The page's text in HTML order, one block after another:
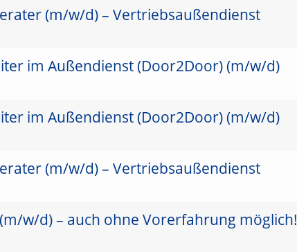
(m/w/d) – Vertriebsaußendienst
im Außendienst (Door2Door) (m/w/d)
im Außendienst (Door2Door) (m/w/d)
(m/w/d) – Vertriebsaußendienst
w/d) – auch ohne Vorerfahrung möglich!